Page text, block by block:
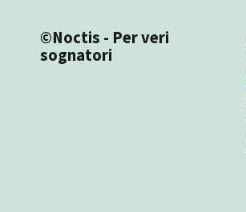
©Noctis - Per veri
sognatori